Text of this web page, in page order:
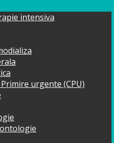
intensiva
urgente (CPU)